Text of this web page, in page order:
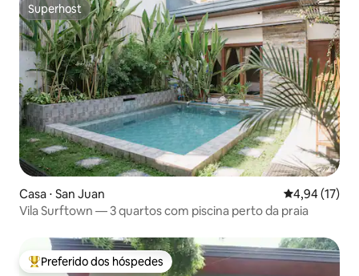
Superhost
Superhost
Casa ⋅ San Juan 4,94 de uma
4,94 (17)
Vila Surftown — 3 quartos com piscina perto da praia
Entre os melhores preferidos dos hóspedes
Preferido dos hóspedes